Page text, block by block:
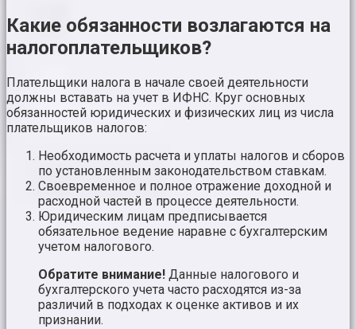
Какие обязанности возлагаются на
налогоплательщиков?
Плательщики налога в начале своей деятельности
должны вставать на учет в ИФНС. Круг основных
обязанностей юридических и физических лиц из числа
плательщиков налогов:
Необходимость расчета и уплаты налогов и сборов
по установленным законодательством ставкам.
Своевременное и полное отражение доходной и
расходной частей в процессе деятельности.
Юридическим лицам предписывается
обязательное ведение наравне с бухгалтерским
учетом налогового.
Обратите внимание! Данные налогового и
бухгалтерского учета часто расходятся из-за
различий в подходах к оценке активов и их
признании.